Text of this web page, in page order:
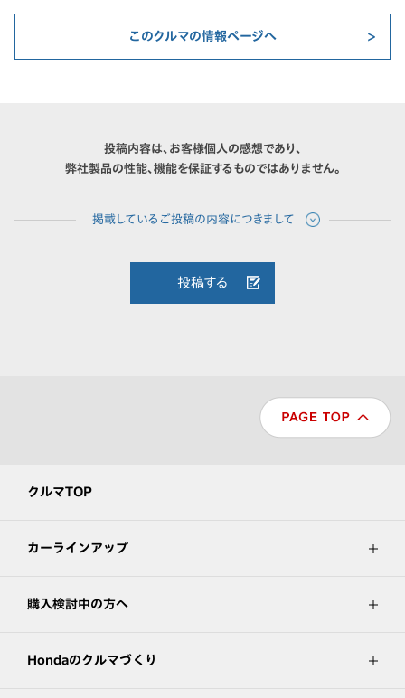
このクルマの情報ページへ
投稿内容は、お客様個人の感想であり、
弊社製品の性能、機能を保証するものではありません。
投稿する
クルマTOP
カーラインアップ
購入検討中の方へ
Hondaのクルマづくり